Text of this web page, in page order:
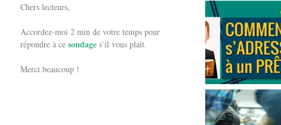
Chers lecteurs,
Accordez-moi 2 min de votre temps pour
répondre à cesondages’il vous plaît.
Merci beaucoup !